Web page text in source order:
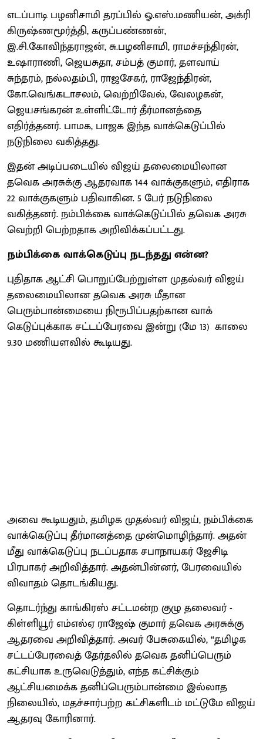
எடப்பாடி பழனிசாமி தரப்பில் ஓ.எஸ்.மணியன், அக்ரி
கிருஷ்ணமூர்த்தி, கருப்பண்ணன்,
இ.சி.கோவிந்தராஜன், சு.பழனிசாமி, ராமச்சந்திரன்,
உஷாராணி, ஜெயசுதா, சம்பத் குமார், தளவாய்
சுந்தரம், நல்லதம்பி, ராஜசேகர், ராஜேந்திரன்,
கோ.வெங்கடாசலம், வெற்றிவேல், வேலழகன்,
ஜெயசங்கரன் உள்ளிட்டோர் தீர்மானத்தை
எதிர்த்தனர். பாமக, பாஜக இந்த வாக்கெடுப்பில்
நடுநிலை வகித்தது.
இதன் அடிப்படையில் விஜய் தலைமையிலான
தவெக அரசுக்கு ஆதரவாக 144 வாக்குகளும், எதிராக
22 வாக்குகளும் பதிவாகின. 5 பேர் நடுநிலை
வகித்தனர். நம்பிக்கை வாக்கெடுப்பில் தவெக அரசு
வெற்றி பெற்றதாக அறிவிக்கப்பட்டது.
நம்பிக்கை வாக்கெடுப்பு நடந்தது என்ன?
புதி​தாக ஆட்சி பொறுப்​பேற்​றுள்ள முதல்வர் விஜய்​
தலைமையிலான தவெக அரசு மீதான
பெரும்பான்மையை நிரூபிப்​ப​தற்​கான வாக்​
கெடுப்புக்காக சட்டப்​பேர​வை இன்று (மே 13) காலை
9.30 மணியளவில் கூடியது.
அவை கூடியதும், தமிழக முதல்வர் விஜய், நம்பிக்கை
வாக்கெடுப்பு தீர்மானத்தை முன்மொழிந்தார். அதன்
மீது வாக்கெடுப்பு நடப்பதாக சபாநாயகர் ஜேசிடி
பிரபாகர் அறிவித்தார். அதன்பின்னர், பேரவையில்
விவாதம் தொடங்கியது.
தொடர்ந்து காங்கிரஸ் சட்டமன்ற குழு தலைவர் -
கிள்ளியூர் எம்எல்ஏ ராஜேஷ் குமார் தவெக அரசுக்கு
ஆதரவை அறிவித்தார். அவர் பேசுகையில், “தமிழக
சட்டப்பேரவைத் தேர்தலில் தவெக தனிப்பெரும்
கட்சியாக உருவெடுத்தும், எந்த கட்சிக்கும்
ஆட்சியமைக்க தனிப்பெரும்பான்மை இல்லாத
நிலையில், மதச்சார்பற்ற கட்சிகளிடம் மட்டுமே விஜய்
ஆதரவு கோரினார்.